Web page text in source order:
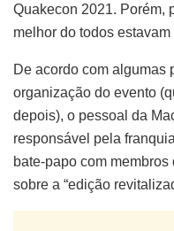
Quakecon 2021. Porém,
melhor do todos
De acordo com algumas
organização do evento
depois), o pessoal da
responsável pela
bate-papo com
sobre a “edição